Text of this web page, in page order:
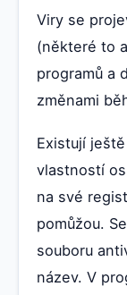
Viry se
(některé to
programů a
změnami
Existují
vlastností
na své
pomůžou.
souboru
název. V